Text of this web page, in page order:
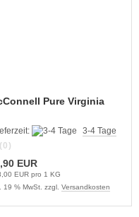
Pure Virginia
3-4 Tage
(0)
EUR
EUR pro 1 KG
19 % MwSt. zzgl. Versandkosten